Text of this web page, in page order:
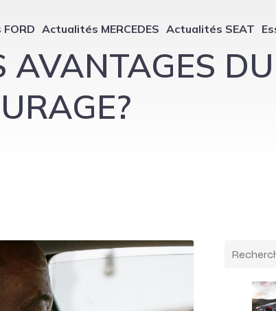
Actualités MERCEDES Actualités SEAT
AVANTAGES DU